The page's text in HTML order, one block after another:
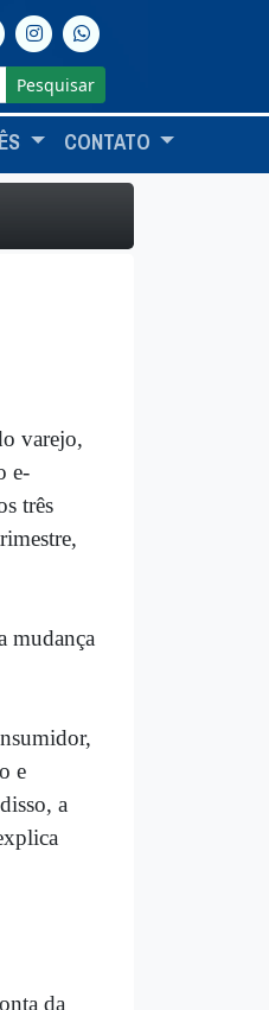
Pesquisar
CONTATO
varejo,
e-
três
mudança
e
a
da